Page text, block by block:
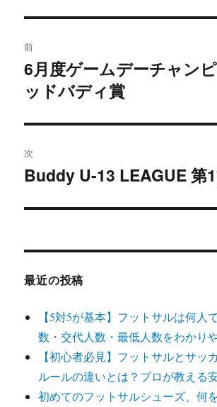
稿
ナ
ビ
ゲ
ー
シ
ン
前
前
の
稿:
6月度ゲームデーチャン
ッドバディ賞
次
次
投
Buddy U-13 LEAGUE 第
最近の投稿
【5対5が基本】フットサルは何人
数・交代人数・最低人数をわかり
【初心者必見】フットサルとサッ
ルールの違いとは？プロが教える
初めてのフットサルシューズ、何